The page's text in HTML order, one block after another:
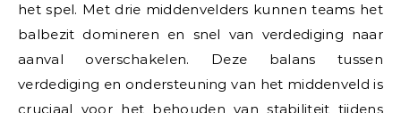
het spel. Met drie middenvelders kunnen teams het
balbezit domineren en snel van verdediging naar
aanval overschakelen. Deze balans tussen
verdediging en ondersteuning van het middenveld is
cruciaal voor het behouden van stabiliteit tijdens